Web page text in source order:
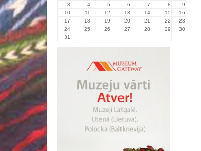
3
4 5 6 7 8
9
10
11 12 13 14 15
16
17
18 19 20 21 22
23
24
25 26 27 28 29
30
31